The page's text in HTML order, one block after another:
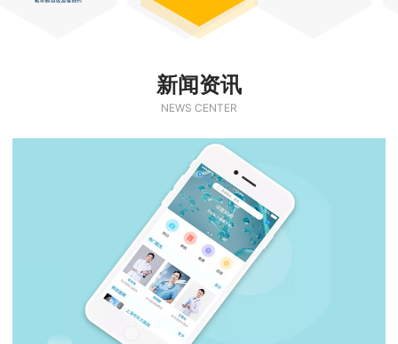
新闻资讯
NEWS CENTER